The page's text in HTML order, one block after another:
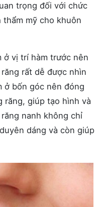
trọng đối với chức
mỹ cho khuôn
ở vị trí hàm trước nên
rất dễ được nhìn
ở bốn góc nên đóng
răng, giúp tạo hình và
nanh không chỉ
dáng và còn giúp